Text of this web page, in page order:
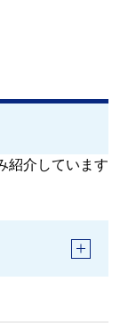
紹介しています